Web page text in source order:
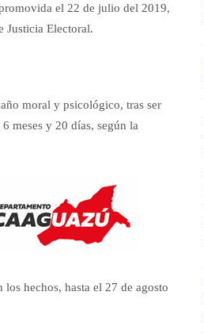
el 22 de julio del 2019,
Justicia Electoral.
moral y psicológico, tras ser
meses y 20 días, según la
hechos, hasta el 27 de agosto